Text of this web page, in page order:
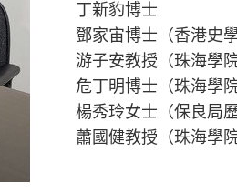
丁新豹博士
鄧家宙博士（香港史學
游子安教授（珠海學
危丁明博士（珠海學
楊秀玲女士（保良局
蕭國健教授（珠海學